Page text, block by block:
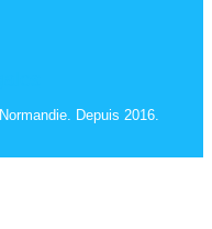
Depuis 2016.